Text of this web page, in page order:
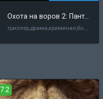
Охота на воров 2: Пантера
триллер,драма,криминал,боевик
7.2